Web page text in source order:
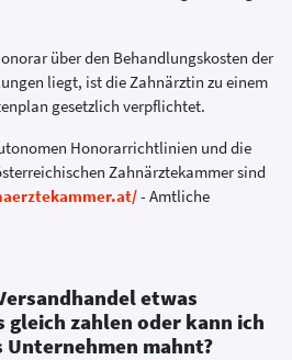
über den Behandlungskosten der
liegt, ist die Zahnärztin zu einem
gesetzlich verpflichtet.
Honorarrichtlinien und die
Zahnärztekammer sind
- Amtliche
etwas
gleich zahlen oder kann ich
mahnt?